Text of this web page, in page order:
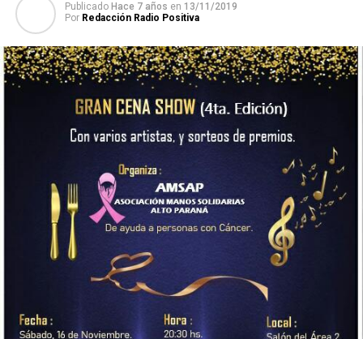
Publicado Hace 7 años en 13/11/2019
Por Redacción Radio Positiva